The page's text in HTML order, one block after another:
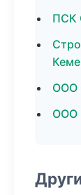
ПСК
ООО
ООО